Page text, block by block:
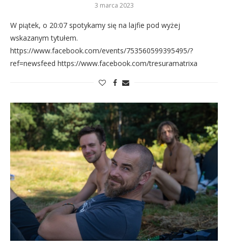
3 marca 2023
W piątek, o 20:07 spotykamy się na lajfie pod wyżej
wskazanym tytułem.
https://www.facebook.com/events/753560599395495/?
ref=newsfeed https://www.facebook.com/tresuramatrixa